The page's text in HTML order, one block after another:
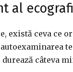
al
există ceva ce
autoexaminarea
câteva